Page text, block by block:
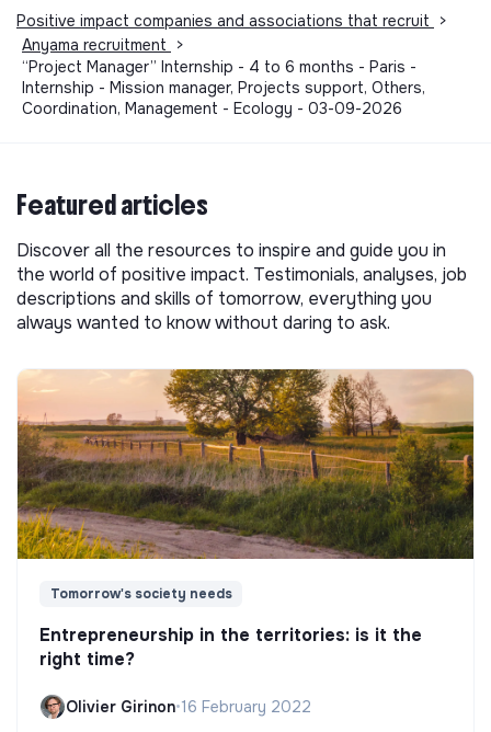
Positive impact companies and associations that recruit
>
Anyama recruitment
>
“Project Manager” Internship - 4 to 6 months - Paris -
Internship - Mission manager, Projects support, Others,
Coordination, Management - Ecology - 03-09-2026
Featured articles
Discover all the resources to inspire and guide you in
the world of positive impact. Testimonials, analyses, job
descriptions and skills of tomorrow, everything you
always wanted to know without daring to ask.
Tomorrow's society needs
Entrepreneurship in the territories: is it the
right time?
Olivier Girinon•16 February 2022